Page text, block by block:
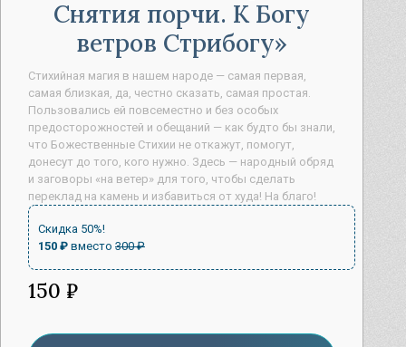
Снятия порчи. К Богу
ветров Стрибогу
Стихийная магия в нашем народе — самая первая,
самая близкая, да, честно сказать, самая простая.
Пользовались ей повсеместно и без особых
предосторожностей и обещаний — как будто бы знали,
что Божественные Стихии не откажут, помогут,
донесут до того, кого нужно. Здесь — народный обряд
и заговоры «на ветер» для того, чтобы сделать
переклад на камень и избавиться от худа! На благо!
Скидка 50%!
150 ₽ вместо 300 ₽
150 ₽